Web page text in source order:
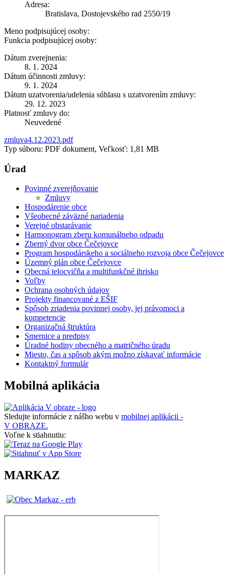
Adresa:
Bratislava, Dostojevského rad 2550/19
Meno podpisujúcej osoby:
Funkcia podpisujúcej osoby:
Dátum zverejnenia:
8. 1. 2024
Dátum účinnosti zmluvy:
9. 1. 2024
Dátum uzatvorenia/udelenia súhlasu s uzatvorením zmluvy:
29. 12. 2023
Platnosť zmluvy do:
Neuvedené
zmluva4.12.2023.pdf
Typ súboru: PDF dokument, Veľkosť: 1,81 MB
Úrad
Povinné zverejňovanie
Zmluvy
Hospodárenie obce
Všeobecné záväzné nariadenia
Verejné obstarávanie
Harmonogram zberu komunálneho odpadu
Zberný dvor obce Čečejovce
Program hospodárskeho a sociálneho rozvoja obce Čečejovce
Územný plán obce Čečejovce
Obecná telocvičňa a multifunkčné ihrisko
Voľby
Ochrana osobných údajov
Projekty financované z EŠIF
Spôsob zriadenia povinnej osoby, jej právomoci a
kompetencie
Organizačná štruktúra
Smernice a predpisy
Úradné hodiny obecného a matričného úradu
Miesto, čas a spôsob akým možno získavať informácie
Kontaktný formulár
Mobilná aplikácia
Sledujte informácie z nášho webu v mobilnej aplikácii -
V OBRAZE.
Voľne k stiahnutiu:
MARKAZ